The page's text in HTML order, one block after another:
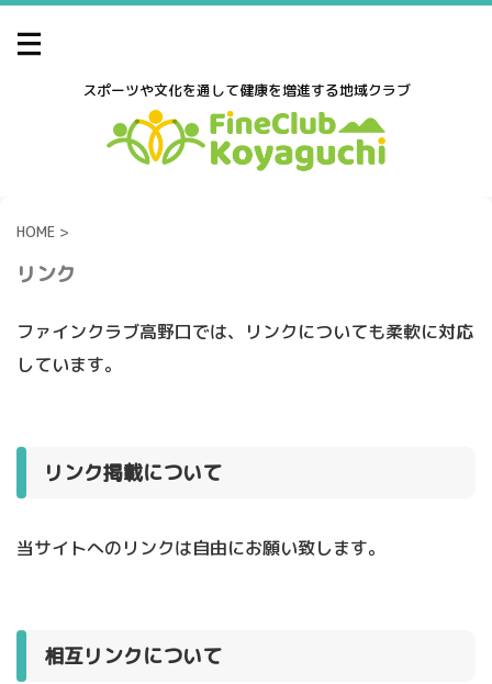
スポーツや文化を通して健康を増進する地域クラブ
HOME >
リンク
ファインクラブ高野口では、リンクについても柔軟に対応
しています。
リンク掲載について
当サイトへのリンクは自由にお願い致します。
相互リンクについて